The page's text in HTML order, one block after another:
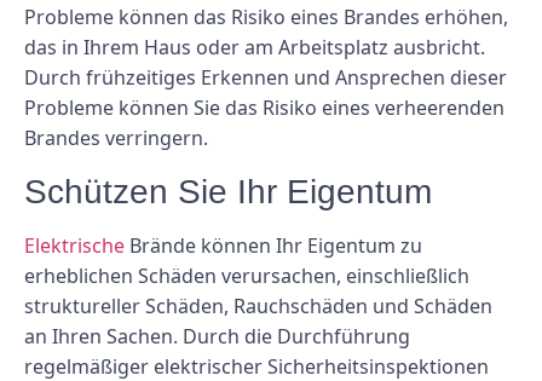
Probleme können das Risiko eines Brandes erhöhen,
das in Ihrem Haus oder am Arbeitsplatz ausbricht.
Durch frühzeitiges Erkennen und Ansprechen dieser
Probleme können Sie das Risiko eines verheerenden
Brandes verringern.
Schützen Sie Ihr Eigentum
Elektrische Brände können Ihr Eigentum zu
erheblichen Schäden verursachen, einschließlich
struktureller Schäden, Rauchschäden und Schäden
an Ihren Sachen. Durch die Durchführung
regelmäßiger elektrischer Sicherheitsinspektionen